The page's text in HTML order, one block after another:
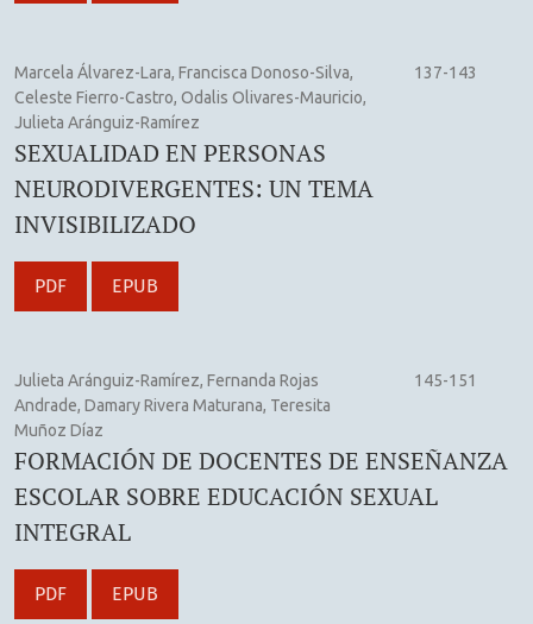
Marcela Álvarez-Lara, Francisca Donoso-Silva,
Celeste Fierro-Castro, Odalis Olivares-Mauricio,
Julieta Aránguiz-Ramírez
137-143
SEXUALIDAD EN PERSONAS
NEURODIVERGENTES: UN TEMA
INVISIBILIZADO
PDF EPUB
Julieta Aránguiz-Ramírez, Fernanda Rojas
Andrade, Damary Rivera Maturana, Teresita
Muñoz Díaz
145-151
FORMACIÓN DE DOCENTES DE ENSEÑANZA
ESCOLAR SOBRE EDUCACIÓN SEXUAL
INTEGRAL
PDF EPUB